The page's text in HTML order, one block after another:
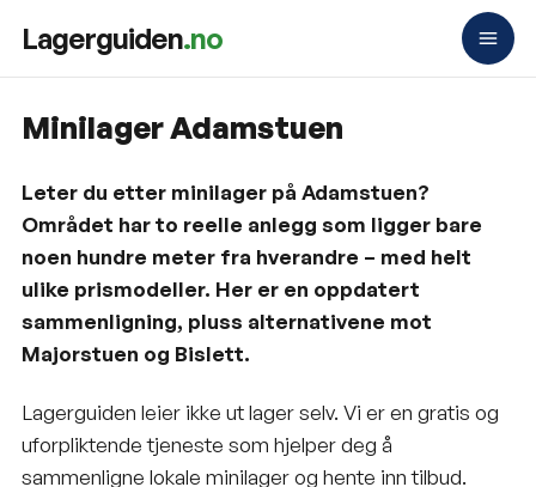
Lagerguiden.no
Minilager Adamstuen
Leter du etter minilager på Adamstuen?
Området har to reelle anlegg som ligger bare
noen hundre meter fra hverandre – med helt
ulike prismodeller. Her er en oppdatert
sammenligning, pluss alternativene mot
Majorstuen og Bislett.
Lagerguiden leier ikke ut lager selv. Vi er en gratis og
uforpliktende tjeneste som hjelper deg å
sammenligne lokale minilager og hente inn tilbud.